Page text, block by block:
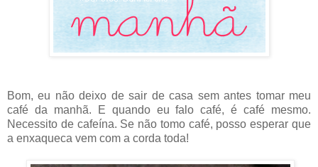
Bom, eu não deixo de sair de casa sem antes tomar meu
café da manhã. E quando eu falo café, é café mesmo.
Necessito de cafeína. Se não tomo café, posso esperar que
a enxaqueca vem com a corda toda!